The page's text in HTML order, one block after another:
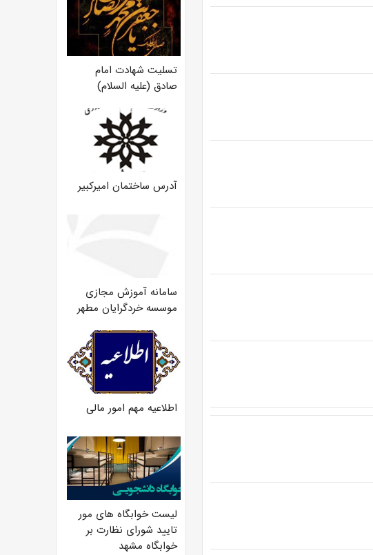
تسلیت شهادت امام
صادق (علیه السلام)
آدرس ساختمان امیرکبیر
سامانه آموزش مجازی
موسسه خردگرایان مطهر
اطلاعیه مهم امور مالی
لیست خوابگاه های مور
تایید شورای نظارت بر
خوابگاه مشهد